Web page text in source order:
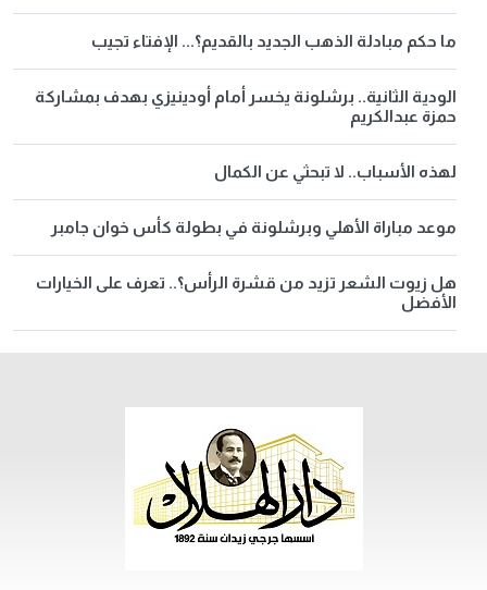
ما حكم مبادلة الذهب الجديد بالقديم؟... الإفتاء تجيب
الودية الثانية.. برشلونة يخسر أمام أودينيزي بهدف بمشاركة
حمزة عبدالكريم
لهذه الأسباب.. لا تبحثي عن الكمال
موعد مباراة الأهلي وبرشلونة في بطولة كأس خوان جامبر
هل زيوت الشعر تزيد من قشرة الرأس؟.. تعرف على الخيارات
الأفضل